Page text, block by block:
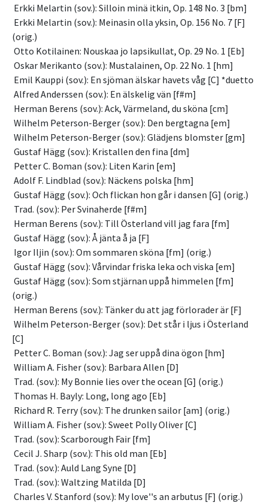
Erkki Melartin (sov.): Silloin minä itkin, Op. 148 No. 3 [bm]
(orig.)
Otto Kotilainen: Nouskaa jo lapsikullat, Op. 29 No. 1 [Eb]
Oskar Merikanto (sov.): Mustalainen, Op. 22 No. 1 [hm]
Emil Kauppi (sov.): En sjöman älskar havets våg [C] *duetto
Alfred Anderssen (sov.): En älskelig vän [f#m]
Herman Berens (sov.): Ack, Värmeland, du sköna [cm]
Wilhelm Peterson-Berger (sov.): Den bergtagna [em]
Wilhelm Peterson-Berger (sov.): Glädjens blomster [gm]
Gustaf Hägg (sov.): Kristallen den fina [dm]
Petter C. Boman (sov.): Liten Karin [em]
Adolf F. Lindblad (sov.): Näckens polska [hm]
Gustaf Hägg (sov.): Och flickan hon går i dansen [G] (orig.)
Trad. (sov.): Per Svinaherde [f#m]
Herman Berens (sov.): Till Österland vill jag fara [fm]
Gustaf Hägg (sov.): Å jänta å ja [F]
Igor Iljin (sov.): Om sommaren sköna [fm] (orig.)
Gustaf Hägg (sov.): Vårvindar friska leka och viska [em]
(orig.)
Herman Berens (sov.): Tänker du att jag förlorader är [F]
[C]
Petter C. Boman (sov.): Jag ser uppå dina ögon [hm]
William A. Fisher (sov.): Barbara Allen [D]
Trad. (sov.): My Bonnie lies over the ocean [G] (orig.)
Thomas H. Bayly: Long, long ago [Eb]
Richard R. Terry (sov.): The drunken sailor [am] (orig.)
William A. Fisher (sov.): Sweet Polly Oliver [C]
Trad. (sov.): Scarborough Fair [fm]
Cecil J. Sharp (sov.): This old man [Eb]
Trad. (sov.): Auld Lang Syne [D]
Trad. (sov.): Waltzing Matilda [D]
Charles V. Stanford (sov.): My love''s an arbutus [F] (orig.)